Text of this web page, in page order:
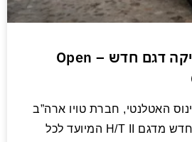
חברת Toyo משיקה דגם חדש – Open
​​האטלנטי, חברת טויו ארה”ב
השיקה את הצמיג החדש מדגם H/T II המיועד לכל